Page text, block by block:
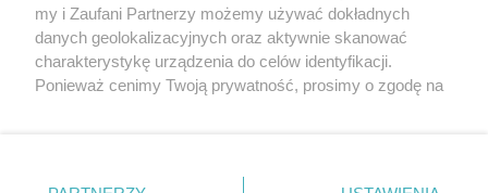
Reklama Tematy Archiwum artykułów
my i Zaufani Partnerzy możemy używać dokładnych
danych geolokalizacyjnych oraz aktywnie skanować
charakterystykę urządzenia do celów identyfikacji.
Ponieważ cenimy Twoją prywatność, prosimy o zgodę na
znajdujący się w lewym dolnym rogu strony
. Niektóre